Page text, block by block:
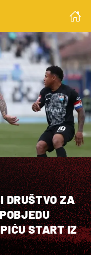
DRUŠTVO ZA
START IZ